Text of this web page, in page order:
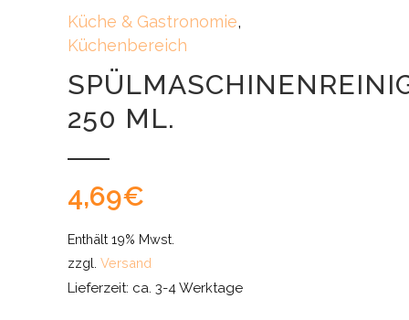
Küche & Gastronomie,
Küchenbereich
250 ML.
4,69€
Enthält 19% Mwst.
zzgl. Versand
Lieferzeit: ca. 3-4 Werktage